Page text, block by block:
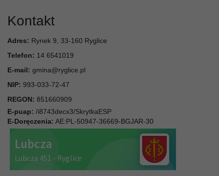
Kontakt
Adres: Rynek 9, 33-160 Ryglice
Telefon: 14 6541019
E-mail: gmina@ryglice.pl
NIP: 993-033-72-47
REGON: 851660909
E-puap: /i8743decx3/SkrytkaESP
E-Doręczenia: AE:PL-50947-36669-BGJAR-30